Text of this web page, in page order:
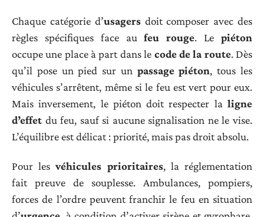
Chaque catégorie d’usagersdoit composer avec des
règles spécifiques face aufeu rouge. Lepiéton
occupe une place à part dans le code de la route. Dès
qu’il pose un pied sur un passage piéton, tous les
véhicules s’arrêtent, même si le feu est vert pour eux.
Mais inversement, le piéton doit respecter la ligne
d’effet du feu, sauf si aucune signalisation ne le vise.
L’équilibre est délicat : priorité, mais pas droit absolu.
Pour lesvéhicules prioritaires, la réglementation
fait preuve de souplesse. Ambulances, pompiers,
forces de l’ordre peuvent franchir le feu en situation